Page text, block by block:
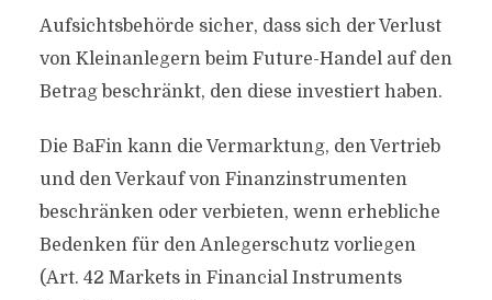
Aufsichtsbehörde sicher, dass sich der Verlust
von Kleinanlegern beim Future-Handel auf den
Betrag beschränkt, den diese investiert haben.
Die BaFin kann die Vermarktung, den Vertrieb
und den Verkauf von Finanzinstrumenten
beschränken oder verbieten, wenn erhebliche
Bedenken für den Anlegerschutz vorliegen
(Art. 42 Markets in Financial Instruments